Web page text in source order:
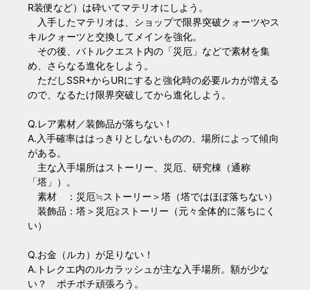
R装便など）は砕いてマテリオにしよう。
入手したマテリオは、ショップで限界突破クォーツやス
キルクォーツと交換してメインを強化。
その後、バトルクエスト内の「災厄」などで素材を集
め、さらなる進化をしよう。
ただしSSR+からURにすると強化時の必要ルカが増える
ので、なるたけ限界突破してから進化しよう。
Q.レア素材／装飾品が落ちない！
A.入手確率ははっきりとしないものの、場所によって傾向
がある。
主な入手場所はストーリー、災厄、研究棟（通称
「塔」）。
素材 ：災厄≒ストーリー＞塔（塔ではほぼ落ちない）
装飾品：塔＞災厄≧ストーリー（元々全体的に落ちにく
い）
Q.お金（ルカ）が足りない！
A.トレクエ内のルカラッシュが主な入手場所。額が少な
い？ ポチポチ頑張ろう。